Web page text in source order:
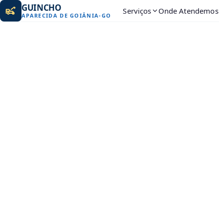
GUINCHO
APARECIDA DE GOIÂNIA-GO Serviços Onde Atendemos